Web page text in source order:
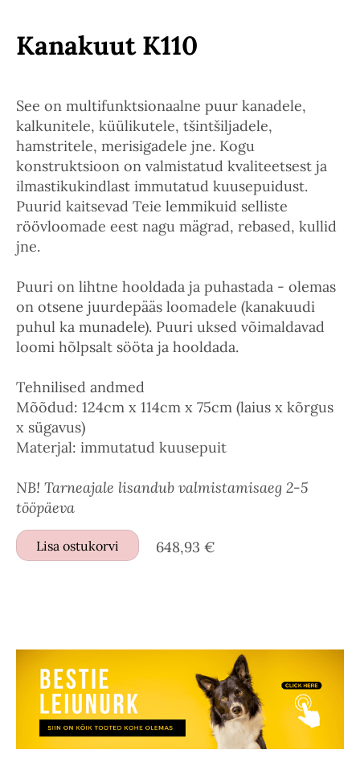
Kanakuut K110
See on multifunktsionaalne puur kanadele,
kalkunitele, küülikutele, tšintšiljadele,
hamstritele, merisigadele jne. Kogu
konstruktsioon on valmistatud kvaliteetsest ja
ilmastikukindlast immutatud kuusepuidust.
Puurid kaitsevad Teie lemmikuid selliste
röövloomade eest nagu mägrad, rebased, kullid
jne.
Puuri on lihtne hooldada ja puhastada - olemas
on otsene juurdepääs loomadele (kanakuudi
puhul ka munadele). Puuri uksed võimaldavad
loomi hõlpsalt sööta ja hooldada.
Tehnilised andmed
Mõõdud: 124cm x 114cm x 75cm (laius x kõrgus
x sügavus)
Materjal: immutatud kuusepuit
NB! Tarneajale lisandub valmistamisaeg 2-5
tööpäeva
Lisa ostukorvi 648,93 €